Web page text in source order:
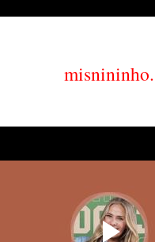
misnininho.